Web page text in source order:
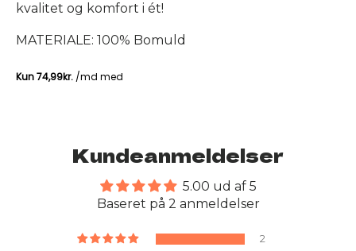
kvalitet og komfort i ét!
MATERIALE: 100% Bomuld
Kundeanmeldelser
5.00 ud af 5
Baseret på 2 anmeldelser
2